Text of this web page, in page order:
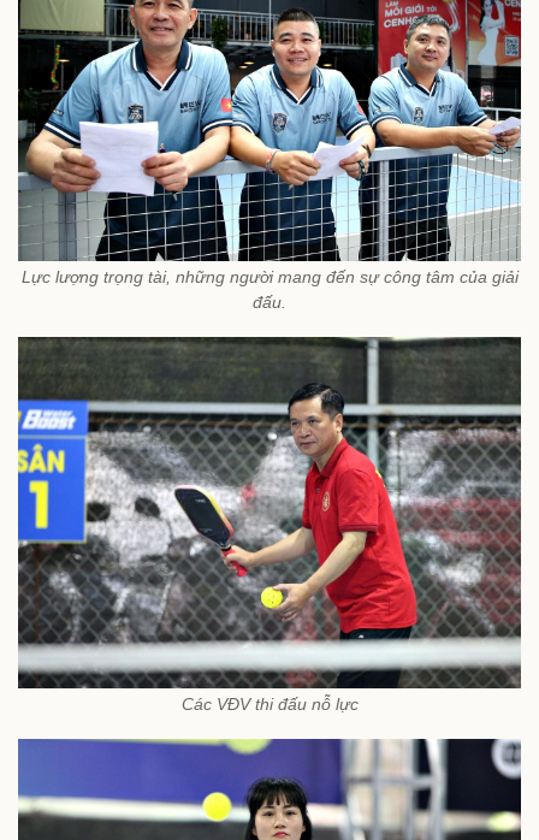
Lực lượng trọng tài, những người mang đến sự công tâm của giải
đấu.
Các VĐV thi đấu nỗ lực